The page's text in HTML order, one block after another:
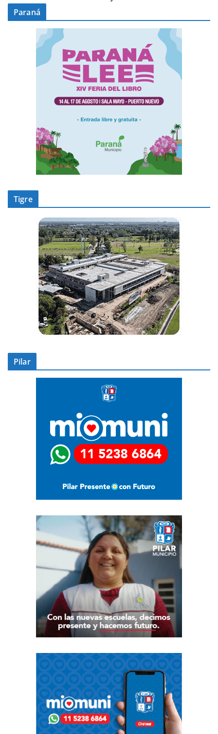
Paraná
Tigre
Pilar